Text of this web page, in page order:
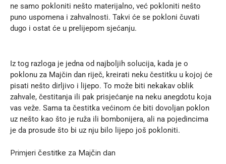
ne samo pokloniti nešto materijalno, već pokloniti nešto
puno uspomena i zahvalnosti. Takvi će se pokloni čuvati
dugo i ostat će u prelijepom sjećanju.
Iz tog razloga je jedna od najboljih solucija, kada je o
poklonu za Majčin dan riječ, kreirati neku čestitku u kojoj će
pisati nešto dirljivo i lijepo. To može biti nekakav oblik
zahvale, čestitanja ili pak prisjećanje na neku anegdotu koja
vas veže. Sama ta čestitka većinom će biti dovoljan poklon
uz nešto kao što je ruža ili bombonijera, ali na pojedincima
je da prosude što bi uz nju bilo lijepo još pokloniti.
Primjeri čestitke za Majčin dan